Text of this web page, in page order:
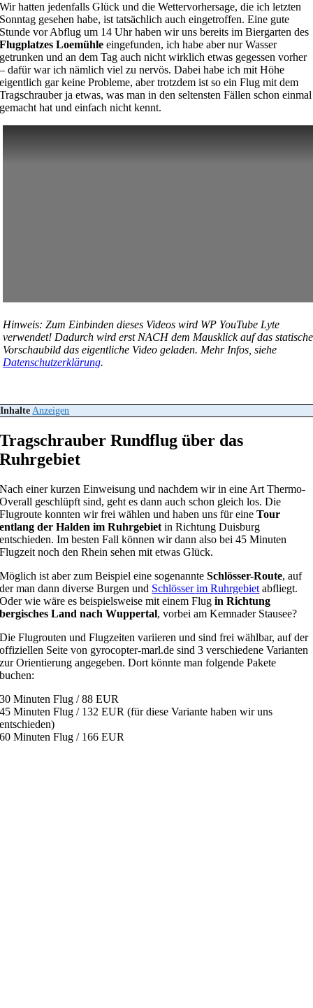
Wir hatten jedenfalls Glück und die Wettervorhersage, die ich letzten
Sonntag gesehen habe, ist tatsächlich auch eingetroffen. Eine gute
Stunde vor Abflug um 14 Uhr haben wir uns bereits im Biergarten des
Flugplatzes Loemühle eingefunden, ich habe aber nur Wasser
getrunken und an dem Tag auch nicht wirklich etwas gegessen vorher
– dafür war ich nämlich viel zu nervös. Dabei habe ich mit Höhe
eigentlich gar keine Probleme, aber trotzdem ist so ein Flug mit dem
Tragschrauber ja etwas, was man in den seltensten Fällen schon einmal
gemacht hat und einfach nicht kennt.
Hinweis: Zum Einbinden dieses Videos wird WP YouTube Lyte
verwendet! Dadurch wird erst NACH dem Mausklick auf das statische
Vorschaubild das eigentliche Video geladen. Mehr Infos, siehe
Datenschutzerklärung.
Inhalte Anzeigen
Tragschrauber Rundflug über das
Ruhrgebiet
Nach einer kurzen Einweisung und nachdem wir in eine Art Thermo-
Overall geschlüpft sind, geht es dann auch schon gleich los. Die
Flugroute konnten wir frei wählen und haben uns für eineTour
entlang der Halden im Ruhrgebiet in Richtung Duisburg
entschieden. Im besten Fall können wir dann also bei 45 Minuten
Flugzeit noch den Rhein sehen mit etwas Glück.
Möglich ist aber zum Beispiel eine sogenannteSchlösser-Route, auf
der man dann diverse Burgen und Schlösser im Ruhrgebiet abfliegt.
Oder wie wäre es beispielsweise mit einem Flugin Richtung
bergisches Land nach Wuppertal, vorbei am Kemnader Stausee?
Die Flugrouten und Flugzeiten variieren und sind frei wählbar, auf der
offiziellen Seite von gyrocopter-marl.de sind 3 verschiedene Varianten
zur Orientierung angegeben. Dort könnte man folgende Pakete
buchen:
30 Minuten Flug / 88 EUR
45 Minuten Flug / 132 EUR (für diese Variante haben wir uns
entschieden)
60 Minuten Flug / 166 EUR